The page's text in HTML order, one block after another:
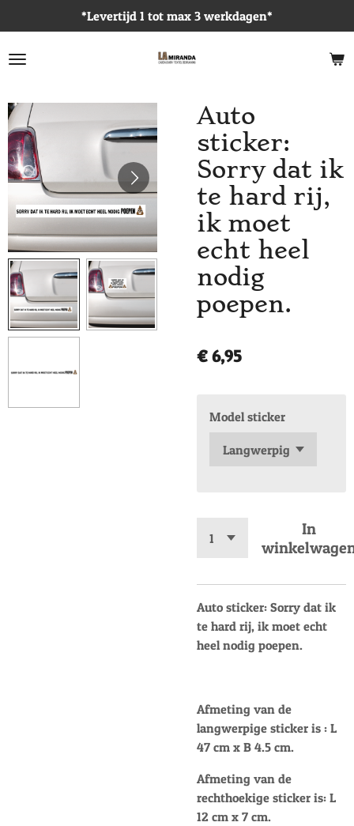
direct
naar
*Levertijd 1 tot max 3 werkdagen*
Auto
sticker:
Sorry dat ik
te hard rij,
ik moet
echt heel
nodig
poepen.
€ 6,95
Model sticker
In
Auto sticker: Sorry dat ik
te hard rij, ik moet echt
heel nodig poepen.
Afmeting van de
langwerpige sticker is : L
47 cm x B 4.5 cm.
Afmeting van de
rechthoekige sticker is: L
12 cm x 7 cm.